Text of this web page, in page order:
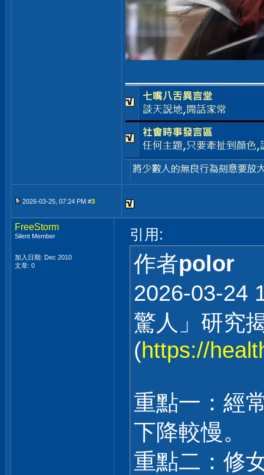
2026-03-25, 07:24 PM #3
FreeStorm
Silent Member
加入日期: Dec 2010
文章: 0
引用:
作者polor
2026-03-24
驚人」研究
(https://
重點一：經
下降較慢。
重點二：修